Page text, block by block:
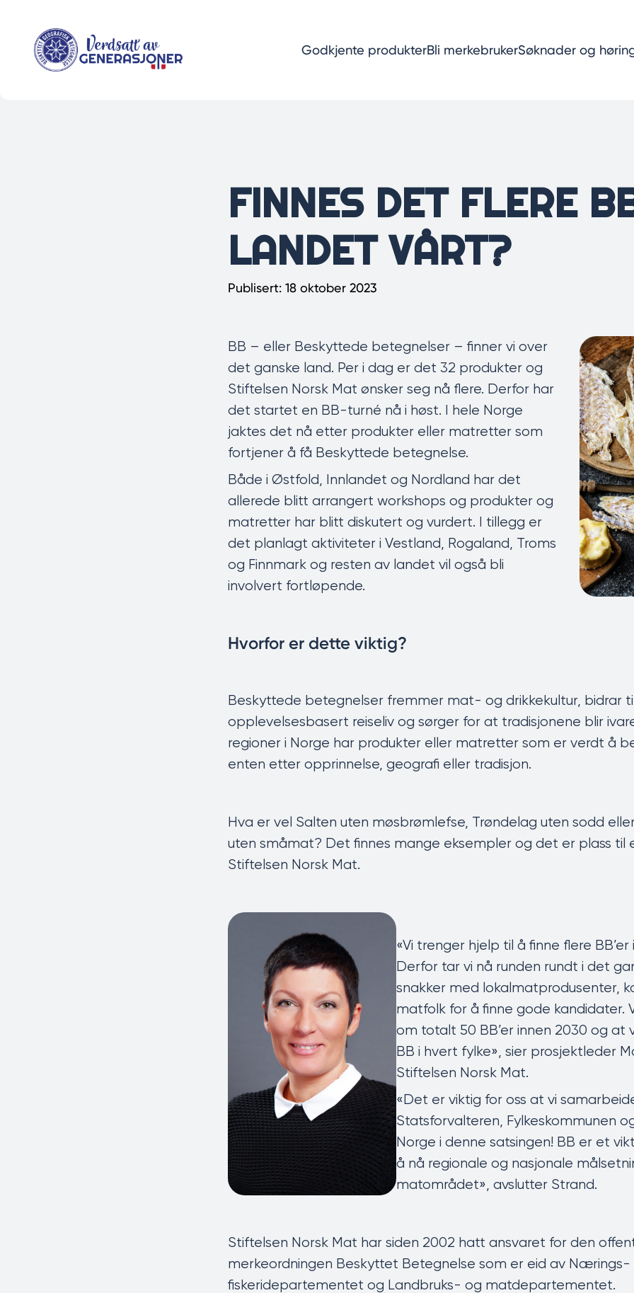
hovedinnhold
Godkjente produkterBli merkebrukerSøknader og
FINNES DET FLERE
LANDET VÅRT?
Publisert: 18 oktober 2023
BB – eller Beskyttede betegnelser – finner vi over
det ganske land. Per i dag er det 32 produkter og
Stiftelsen Norsk Mat ønsker seg nå flere. Derfor har
det startet en BB-turné nå i høst. I hele Norge
jaktes det nå etter produkter eller matretter som
fortjener å få Beskyttede betegnelse.
Både i Østfold, Innlandet og Nordland har det
allerede blitt arrangert workshops og produkter og
matretter har blitt diskutert og vurdert. I tillegg er
det planlagt aktiviteter i Vestland, Rogaland, Troms
og Finnmark og resten av landet vil også bli
involvert fortløpende.
Hvorfor er dette viktig?
Beskyttede betegnelser fremmer mat- og drikkekultur, bidrar
opplevelsesbasert reiseliv og sørger for at tradisjonene blir
regioner i Norge har produkter eller matretter som er verdt å
enten etter opprinnelse, geografi eller tradisjon.
Hva er vel Salten uten møsbrømlefse, Trøndelag uten sodd
uten småmat? Det finnes mange eksempler og det er plass til
Stiftelsen Norsk Mat.
«Vi trenger hjelp til å finne flere BB’er
Derfor tar vi nå runden rundt i det
snakker med lokalmatprodusenter,
matfolk for å finne gode kandidater.
om totalt 50 BB’er innen 2030 og at
BB i hvert fylke​», sier prosjektleder
Stiftelsen Norsk Mat.
«Det er viktig for oss at vi
Statsforvalteren, Fylkeskommunen
Norge i denne satsingen! BB er et
å nå regionale og nasjonale
matområdet», avslutter Strand.
Stiftelsen Norsk Mat har siden 2002 hatt ansvaret for den
merkeordningen Beskyttet Betegnelse som er eid av Nærings-
fiskeridepartementet og Landbruks- og matdepartementet.